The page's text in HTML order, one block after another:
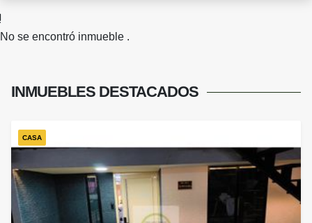
No se encontró inmueble .
INMUEBLES DESTACADOS
CASA